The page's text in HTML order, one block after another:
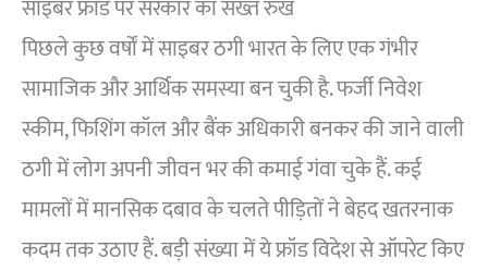
साइबर फ्रॉड पर सरकार का सख्त रुख
पिछले कुछ वर्षों में साइबर ठगी भारत के लिए एक गंभीर
सामाजिक और आर्थिक समस्या बन चुकी है. फर्जी निवेश
स्कीम, फिशिंग कॉल और बैंक अधिकारी बनकर की जाने वाली
ठगी में लोग अपनी जीवन भर की कमाई गंवा चुके हैं. कई
मामलों में मानसिक दबाव के चलते पीड़ितों ने बेहद खतरनाक
कदम तक उठाए हैं. बड़ी संख्या में ये फ्रॉड विदेश से ऑपरेट किए